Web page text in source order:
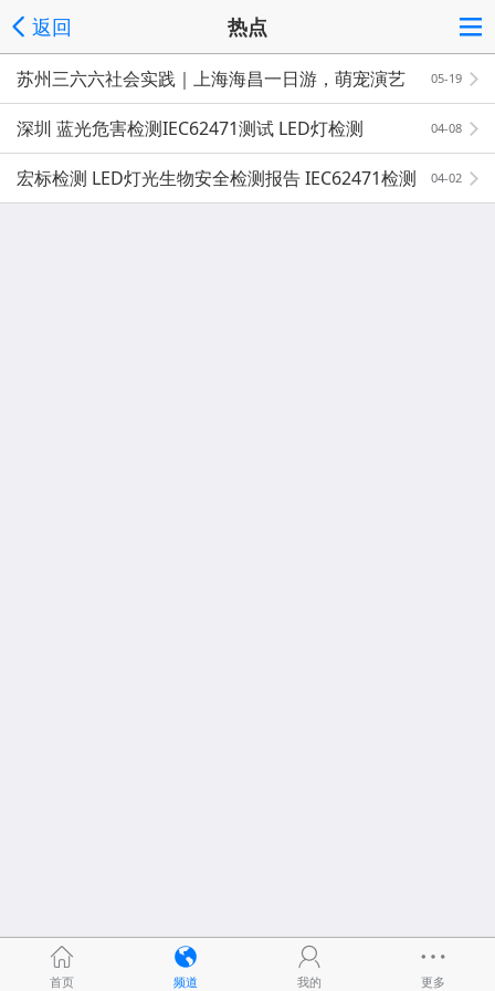
返回 热点
05-19
苏州三六六社会实践｜上海海昌一日游，萌宠演艺
游乐火热招生中
04-08
深圳 蓝光危害检测IEC62471测试 LED灯检测
04-02
宏标检测 LED灯光生物安全检测报告 IEC62471检测
首页 频道 我的 更多